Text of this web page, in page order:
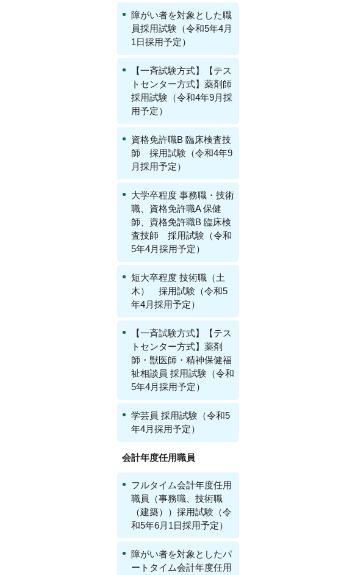
障がい者を対象とした職
員採用試験（令和5年4月
1日採用予定）
【一斉試験方式】【テス
トセンター方式】薬剤師
採用試験（令和4年9月採
用予定）
資格免許職B 臨床検査技
師 採用試験（令和4年9
月採用予定）
大学卒程度 事務職・技術
職、資格免許職A 保健
師、資格免許職B 臨床検
査技師 採用試験（令和
5年4月採用予定）
短大卒程度 技術職（土
木） 採用試験（令和5
年4月採用予定）
【一斉試験方式】【テス
トセンター方式】薬剤
師・獣医師・精神保健福
祉相談員 採用試験（令和
5年4月採用予定）
学芸員 採用試験（令和5
年4月採用予定）
会計年度任用職員
フルタイム会計年度任用
職員（事務職、技術職
（建築））採用試験（令
和5年6月1日採用予定）
障がい者を対象としたパ
ートタイム会計年度任用